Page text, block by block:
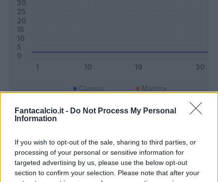
Fantacalcio.it - Do Not Process My Personal
Information
If you wish to opt-out of the sale, sharing to third parties, or
processing of your personal or sensitive information for
targeted advertising by us, please use the below opt-out
section to confirm your selection. Please note that after your
Classic Mantra
Riepilogo stagione
Titolare
Entrato 0 - 0
Squalificato